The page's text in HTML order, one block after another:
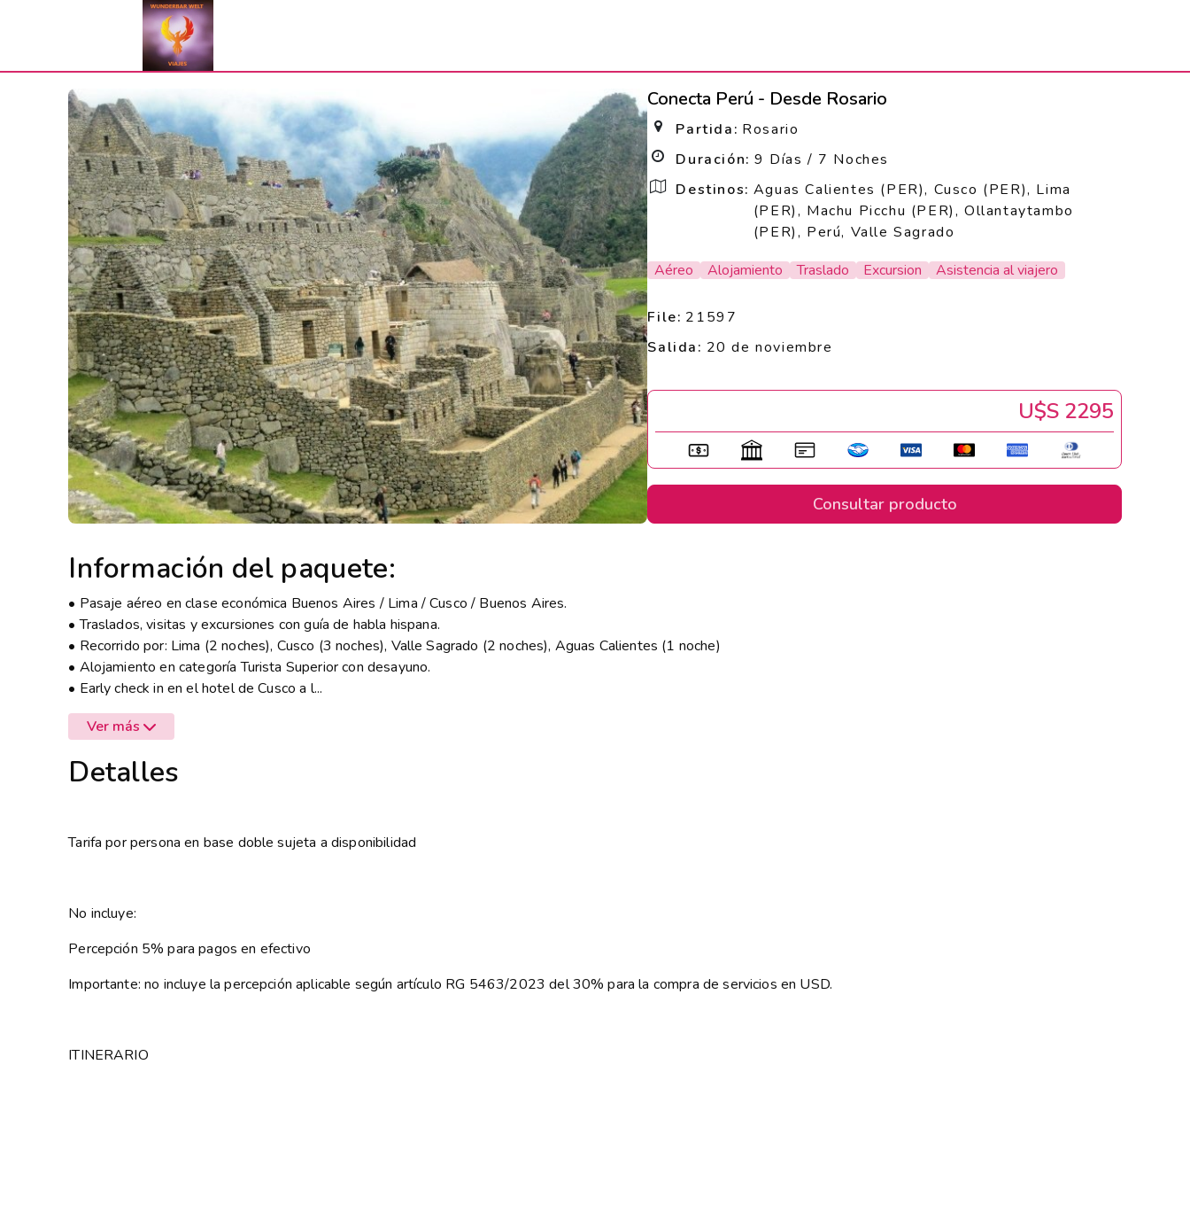
Conecta Perú - Desde Rosario
Partida: Rosario
Duración: 9 Días / 7 Noches
Destinos: Aguas Calientes (PER), Cusco (PER), Lima
(PER), Machu Picchu (PER), Ollantaytambo
(PER), Perú, Valle Sagrado
Aéreo
Alojamiento Traslado Excursion Asistencia al viajero
File: 21597
Salida: 20 de noviembre
U$s 2295
Consultar producto
Información del paquete:
• Pasaje aéreo en clase económica Buenos Aires / Lima / Cusco / Buenos Aires.
• Traslados, visitas y excursiones con guía de habla hispana.
• Recorrido por: Lima (2 noches), Cusco (3 noches), Valle Sagrado (2 noches), Aguas Calientes (1 noche)
• Alojamiento en categoría Turista Superior con desayuno.
• Early check in en el hotel de Cusco a l...
Ver más
Detalles
Tarifa por persona en base doble sujeta a disponibilidad
No incluye:
Percepción 5% para pagos en efectivo
Importante: no incluye la percepción aplicable según artículo RG 5463/2023 del 30% para la compra de servicios en USD.
ITINERARIO